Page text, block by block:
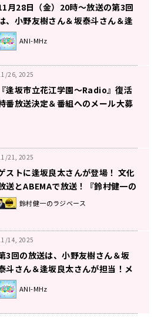
月28日（金）20時～放送の第3回
、小野友樹さん＆坂泰斗さん＆逢
良太さんが担当！【TVアニメ「太
よりも眩しい星」～ラジオに挑戦
ANI-MHz
26, 2025
『逢坂市立花江学園～Radio』復活
番放送決定＆番組へのメール大募
21, 2025
ストに逢坂良太さんが登場！ 文化
送とABEMAで放送！『鈴村健一の
ジベース』#191
鈴村健一のラジベース
14, 2025
3回の放送は、小野友樹さん＆坂
斗さん＆逢坂良太さんが担当！メ
ル大募集【TVアニメ「太陽よりも
しい星」～ラジオに挑戦してみよ
ANI-MHz